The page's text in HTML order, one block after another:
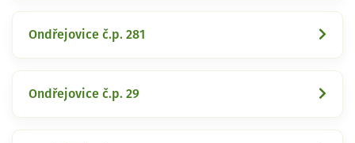
Ondřejovice č.p. 281
Ondřejovice č.p. 29